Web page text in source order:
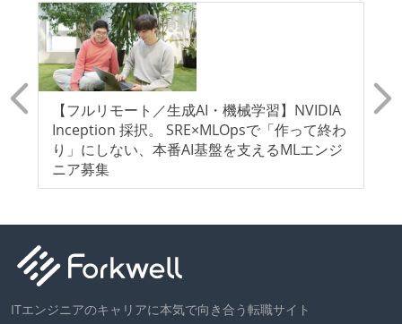
【フルリモート／生成AI・機械学習】NVIDIA
Inception 採択。 SRE×MLOpsで「作って終わ
り」にしない、本番AI基盤を支えるMLエンジ
ニア募集
ITエンジニアのキャリアに本気で向き合う転職サイト